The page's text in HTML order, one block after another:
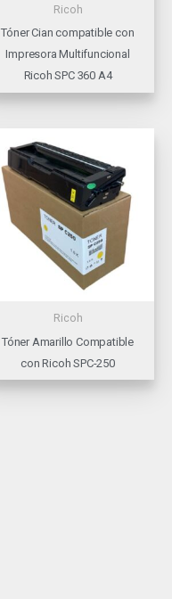
Ricoh
Tóner Cian compatible con
Impresora Multifuncional
Ricoh SPC 360 A4
Ricoh
Tóner Amarillo Compatible
con Ricoh SPC-250